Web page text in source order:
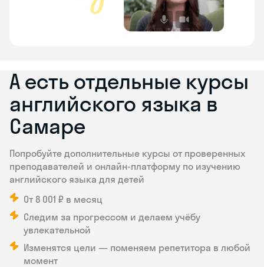
А есть отдельные курсы
английского языка в
Самаре
Попробуйте дополнительные курсы от проверенных
преподавателей и онлайн-платформу по изучению
английского языка для детей
От 8 001 ₽ в месяц
Следим за прогрессом и делаем учёбу
увлекательной
Изменятся цели — поменяем репетитора в любой
момент